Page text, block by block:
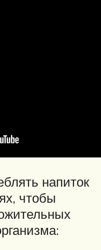
напиток
чтобы